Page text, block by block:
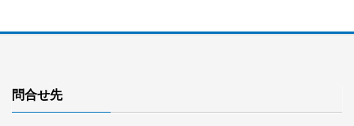
問合せ先